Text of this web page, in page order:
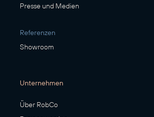
Presse und Medien
Referenzen
Showroom
Unternehmen
Über RobCo